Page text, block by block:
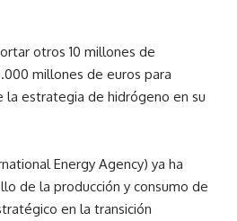
otros 10 millones de
millones de euros para
la estrategia de hidrógeno en su
Energy Agency) ya ha
de la producción y consumo de
en la transición